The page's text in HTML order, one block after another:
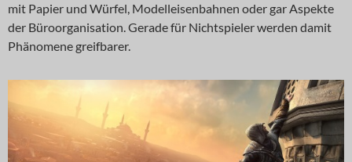
mit Papier und Würfel, Modelleisenbahnen oder gar Aspekte
der Büroorganisation. Gerade für Nichtspieler werden damit
Phänomene greifbarer.